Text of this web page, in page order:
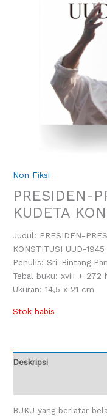
Non Fiksi
PRESIDEN-
KUDETA
Judul: PRESIDEN-
KONSTITUSI UUD-1945
Penulis: Sri-Bintang
Tebal buku: xviii + 272
Ukuran: 14,5 x 21 cm
Stok habis
Deskripsi
BUKU yang berlatar